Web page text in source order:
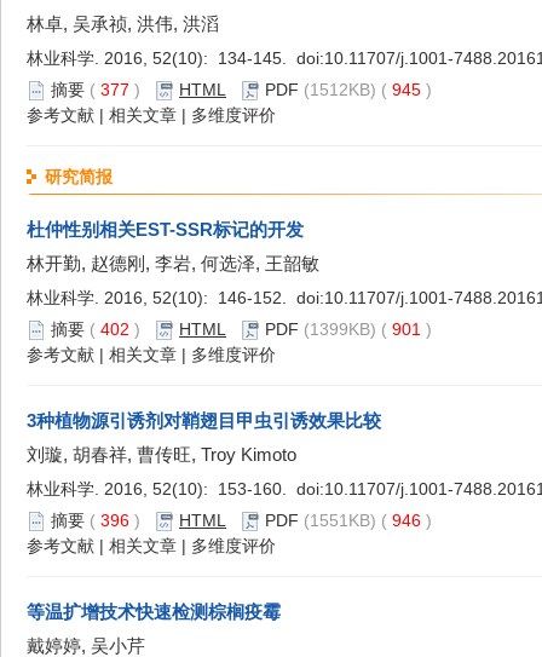
林卓, 吴承祯, 洪伟, 洪滔
林业科学. 2016, 52(10): 134-145. doi:10.11707/j.1001-
摘要 ( 377 ) HTML PDF (1512KB) ( 945 )
参考文献 | 相关文章 | 多维度评价
研究简报
杜仲性别相关EST-SSR标记的开发
林开勤, 赵德刚, 李岩, 何选泽, 王韶敏
林业科学. 2016, 52(10): 146-152. doi:10.11707/j.1001-
摘要 ( 402 ) HTML PDF (1399KB) ( 901 )
参考文献 | 相关文章 | 多维度评价
3种植物源引诱剂对鞘翅目甲虫引诱效果比较
刘璇, 胡春祥, 曹传旺, Troy Kimoto
林业科学. 2016, 52(10): 153-160. doi:10.11707/j.1001-
摘要 ( 396 ) HTML PDF (1551KB) ( 946 )
参考文献 | 相关文章 | 多维度评价
等温扩增技术快速检测棕榈疫霉
戴婷婷, 吴小芹